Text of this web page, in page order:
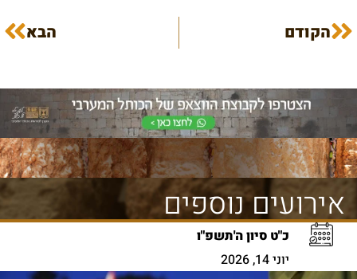
הקודם הבא
אירועים נוספים
כ"ט סיון ה'תשפ"ו
יוני 14, 2026